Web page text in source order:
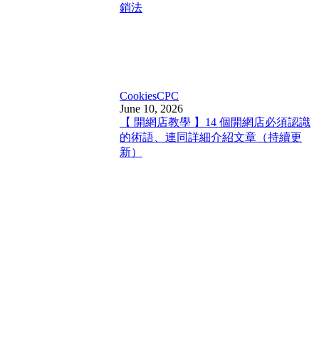
銷法
CookiesCPC
June 10, 2026
【 開網店教學 】14 個開網店必須認識
的術語、連同詳細介紹文章（持續更
新）